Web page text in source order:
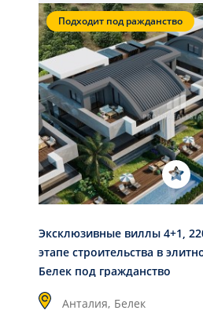
Подходит под ражданство
Эксклюзивные виллы 4+1,
этапе строительства в
Белек под гражданство
Анталия, Белек